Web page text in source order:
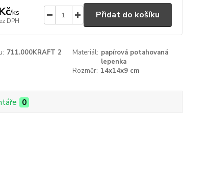
/ks
DPH
Přidat do košíku
711.000KRAFT 2 Materiál: papírová potahovaná
lepenka
Rozměr: 14x14x9 cm
0